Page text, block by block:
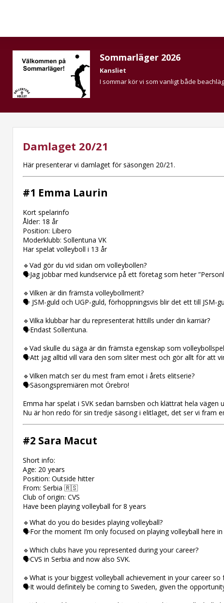
Sommarläger 2026
Kansliet
I sommar kör vi som vanligt både
Damlaget 20/21
Här presenterar vi damlaget för säsongen 20/21.
#1 Emma Laurin
Kort spelarinfo
Ålder: 18 år
Position: Libero
Moderklubb: Sollentuna VK
Har spelat volleyboll i 13 år
🔹Vad gör du vid sidan om volleybollen?
🗣Jag jobbar med kundservice på ett företag som heter
🔹Vilken är din främsta volleybollmerit?
🗣 JSM-guld och UGP-guld, förhoppningsvis blir det ett till JSM-
🔹Vilka klubbar har du representerat hittills under din karriär?
🗣Endast Sollentuna.
🔹Vad skulle du säga är din främsta egenskap som
🗣Att jag alltid vill vara den som sliter mest och gör allt för att
🔹Vilken match ser du mest fram emot i årets elitserie?
🗣Säsongspremiären mot Örebro!
Emma har spelat i SVK sedan barnsben och klättrat hela
Nu är hon redo för sin tredje säsong i elitlaget, det ser vi fram
#2 Sara Macut
Short info:
Age: 20 years
Position: Outside hitter
From: Serbia 🇷🇸
Club of origin: CVS
Have been playing volleyball for 8 years
🔹What do you do besides playing volleyball?
🗣For the moment I’m only focused on playing volleyball here in
🔹Which clubs have you represented during your career?
🗣CVS in Serbia and now also SVK.
🔹What is your biggest volleyball achievement in your career so
🗣It would definitely be coming to Sweden, given the